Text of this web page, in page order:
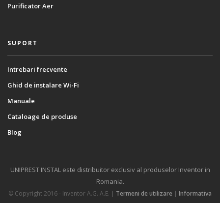
Purificator Aer
SUPORT
Intrebari frecvente
Ghid de instalare Wi-Fi
Manuale
Cataloage de produse
Blog
UNIPREST INSTAL este distribuitor exclusiv al produselor Inventor in
Romania.
© Copyright 2016 - Inventor A.G. Α.Ε. | Termeni de utilizare | Informativa